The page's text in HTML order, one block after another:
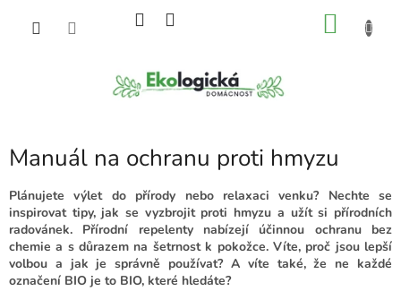
Manuál na ochranu proti hmyzu
Plánujete výlet do přírody nebo relaxaci venku? Nechte se
inspirovat tipy, jak se vyzbrojit proti hmyzu a užít si přírodních
radovánek. Přírodní repelenty nabízejí účinnou ochranu bez
chemie a s důrazem na šetrnost k pokožce. Víte, proč jsou lepší
volbou a jak je správně používat? A víte také, že ne každé
označení BIO je to BIO, které hledáte?